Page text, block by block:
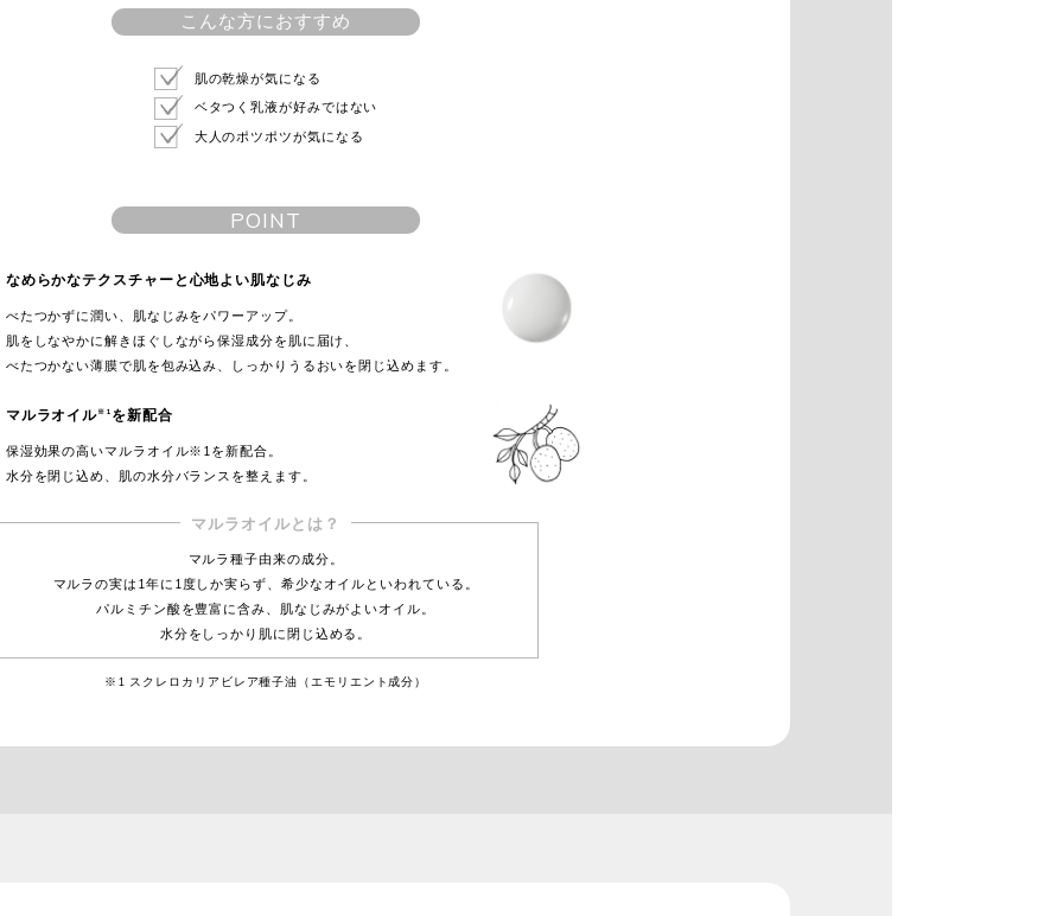
こんな方におすすめ
肌の乾燥が気になる
ベタつく乳液が好みではない
大人のポツポツが気になる
POINT
なめらかなテクスチャーと心地よい肌なじみ
べたつかずに潤い、肌なじみをパワーアップ。
肌をしなやかに解きほぐしながら保湿成分を肌に届け、
べたつかない薄膜で肌を包み込み、
しっかりうるおいを閉じ込めます。
マルラオイル※1 を新配合
保湿効果の高いマルラオイル※1を新配合。
水分を閉じ込め、 肌の水分バランスを整えます。
マルラオイルとは？
マルラ種子由来の成分。
マルラの実は1年に1度しか実らず、 希少なオイルといわれている。
パルミチン酸を豊富に含み、肌なじみがよいオイル。
水分をしっかり肌に閉じ込める。
※1 スクレロカリアビレア種子油（エモリエント成分）